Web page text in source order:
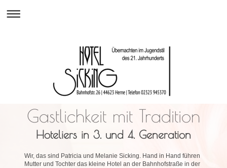
Gastlichkeit mit Tradition
Hoteliers in 3. und 4. Generation
Wir, das sind Patricia und Melanie Sicking. Hand in Hand führen
Mutter und Tochter das kleine Hotel an der Bahnhofstraße in der